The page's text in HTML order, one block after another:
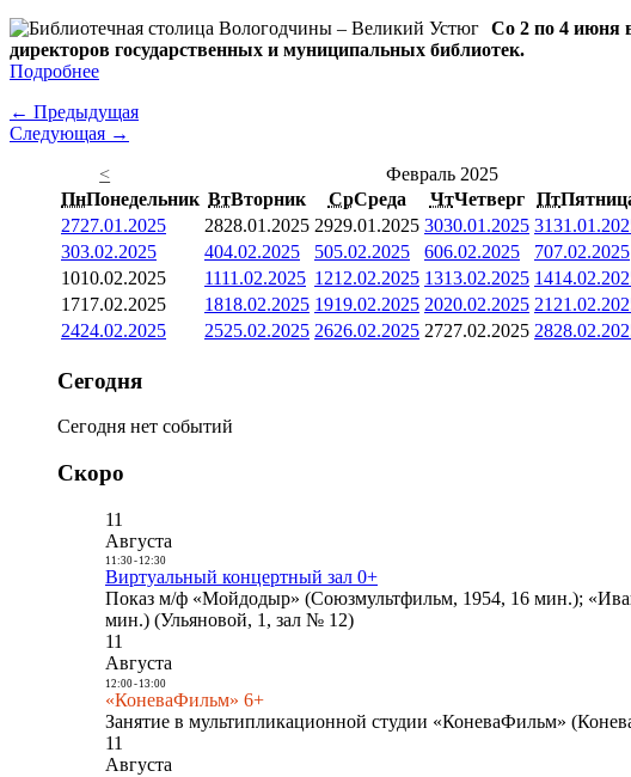
Со 2 по 4 июня
директоров государственных и муниципальных библиотек.
Подробнее
← Предыдущая
Следующая →
<
Февраль 2025
ПнПонедельник ВтВторник СрСреда ЧтЧетверг Пт
2727.01.2025 2828.01.2025 2929.01.2025 3030.01.2025 31
303.02.2025 404.02.2025 505.02.2025 606.02.2025 707.02.2025
1010.02.2025 1111.02.2025 1212.02.2025 1313.02.2025 14
1717.02.2025 1818.02.2025 1919.02.2025 2020.02.2025 21
2424.02.2025 2525.02.2025 2626.02.2025 2727.02.2025 28
Сегодня
Сегодня нет событий
Скоро
11
Августа
11:30- 12:30
Виртуальный концертный зал 0+
Показ м/ф «Мойдодыр» (Союзмультфильм, 1954, 16 мин.);
мин.) (Ульяновой, 1, зал № 12)
11
Августа
12:00- 13:00
«КоневаФильм» 6+
Занятие в мультипликационной студии «КоневаФильм»
11
Августа